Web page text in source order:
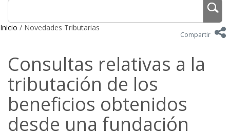
Inicio / Novedades Tributarias
Compartir
Consultas relativas a la
tributación de los
beneficios obtenidos
desde una fundación